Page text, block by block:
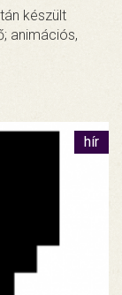
készült
animációs,
hír